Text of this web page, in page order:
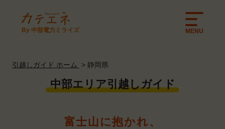
By 中部電力ミライズ MENU
引越しガイド ホーム 静岡県
中部エリア引越しガイド
富士山に抱かれ、